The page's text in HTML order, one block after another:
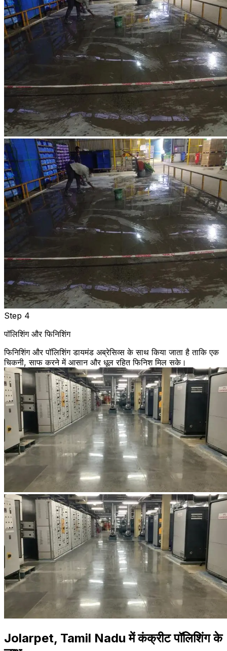
Step 4
पॉलिशिंग और फिनिशिंग
फिनिशिंग और पॉलिशिंग डायमंड अब्रेसिव्स के साथ किया जाता है ताकि एक
चिकनी, साफ करने में आसान और धूल रहित फिनिश मिल सके।
Jolarpet, Tamil Nadu में कंक्रीट पॉलिशिंग के